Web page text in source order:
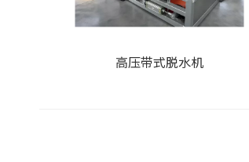
高压带式脱水机